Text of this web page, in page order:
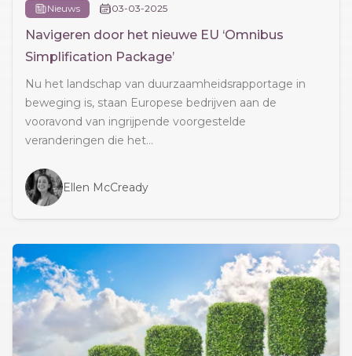
Nieuws 03-03-2025
Navigeren door het nieuwe EU ‘Omnibus
Simplification Package’
Nu het landschap van duurzaamheidsrapportage in
beweging is, staan Europese bedrijven aan de
vooravond van ingrijpende voorgestelde
veranderingen die het...
Ellen McCready